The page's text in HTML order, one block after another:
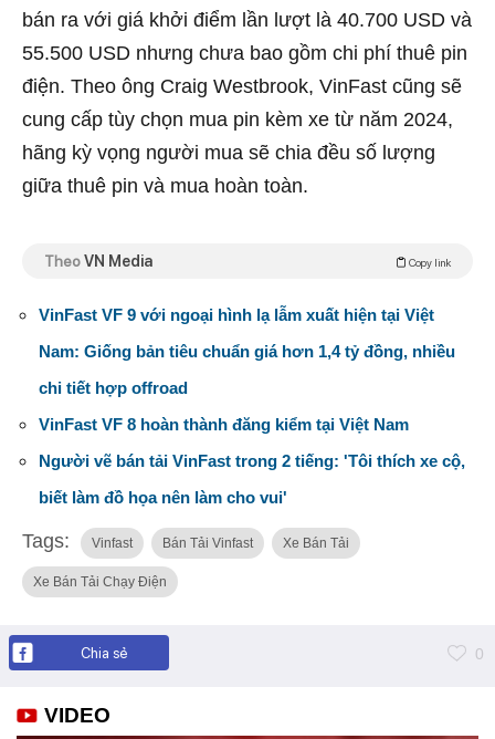
bán ra với giá khởi điểm lần lượt là 40.700 USD và
55.500 USD nhưng chưa bao gồm chi phí thuê pin
điện. Theo ông Craig Westbrook, VinFast cũng sẽ
cung cấp tùy chọn mua pin kèm xe từ năm 2024,
hãng kỳ vọng người mua sẽ chia đều số lượng
giữa thuê pin và mua hoàn toàn.
TheoVN Media Copy link
VinFast VF 9 với ngoại hình lạ lẫm xuất hiện tại Việt
Nam: Giống bản tiêu chuẩn giá hơn 1,4 tỷ đồng, nhiều
chi tiết hợp offroad
VinFast VF 8 hoàn thành đăng kiểm tại Việt Nam
Người vẽ bán tải VinFast trong 2 tiếng: 'Tôi thích xe cộ,
biết làm đồ họa nên làm cho vui'
Tags: Vinfast Bán Tải Vinfast Xe Bán Tải
Xe Bán Tải Chạy Điện
Chia sẻ 0
VIDEO